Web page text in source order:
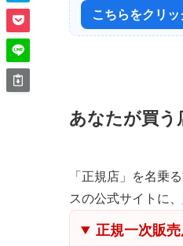
こちらをクリ
あなたが買う
「正規店」を名乗
スの公式サイトに、
正規一次販